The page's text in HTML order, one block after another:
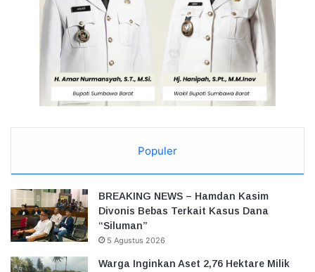
Populer
BREAKING NEWS – Hamdan Kasim
Divonis Bebas Terkait Kasus Dana
“Siluman”
5 Agustus 2026
Warga Inginkan Aset 2,76 Hektare Milik